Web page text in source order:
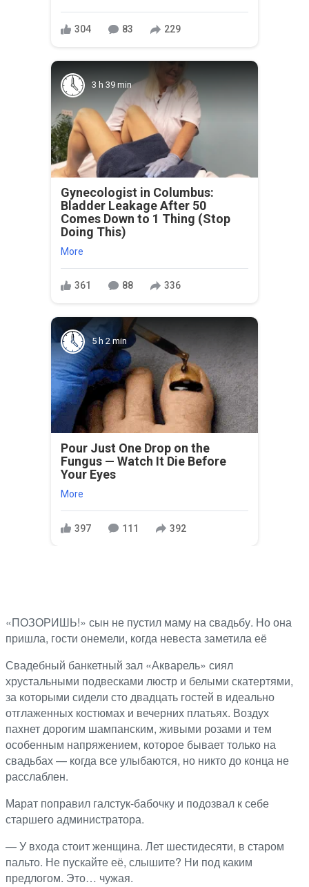
304 83 229
3 h 39 min
Gynecologist in Columbus:
Bladder Leakage After 50
Comes Down to 1 Thing (Stop
Doing This)
More
361 88 336
5 h 2 min
Pour Just One Drop on the
Fungus — Watch It Die Before
Your Eyes
More
397 111 392
«ПОЗОРИШЬ!» сын не пустил маму на свадьбу. Но она
пришла, гости онемели, когда невеста заметила её
Свадебный банкетный зал «Акварель» сиял
хрустальными подвесками люстр и белыми скатертями,
за которыми сидели сто двадцать гостей в идеально
отглаженных костюмах и вечерних платьях. Воздух
пахнет дорогим шампанским, живыми розами и тем
особенным напряжением, которое бывает только на
свадьбах — когда все улыбаются, но никто до конца не
расслаблен.
Марат поправил галстук-бабочку и подозвал к себе
старшего администратора.
— У входа стоит женщина. Лет шестидесяти, в старом
пальто. Не пускайте её, слышите? Ни под каким
предлогом. Это… чужая.